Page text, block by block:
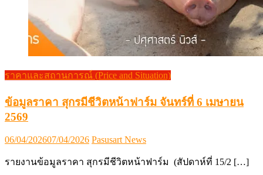
ราคาและสถานการณ์ (Price and Situation)
ข้อมูลราคา สุกรมีชีวิตหน้าฟาร์ม จันทร์ที่ 6 เมษายน
2569
Posted
06/04/202607/04/2026 Author
Pasusart News
รายงานข้อมูลราคา สุกรมีชีวิตหน้าฟาร์ม (สัปดาห์ที่ 15/2 […]